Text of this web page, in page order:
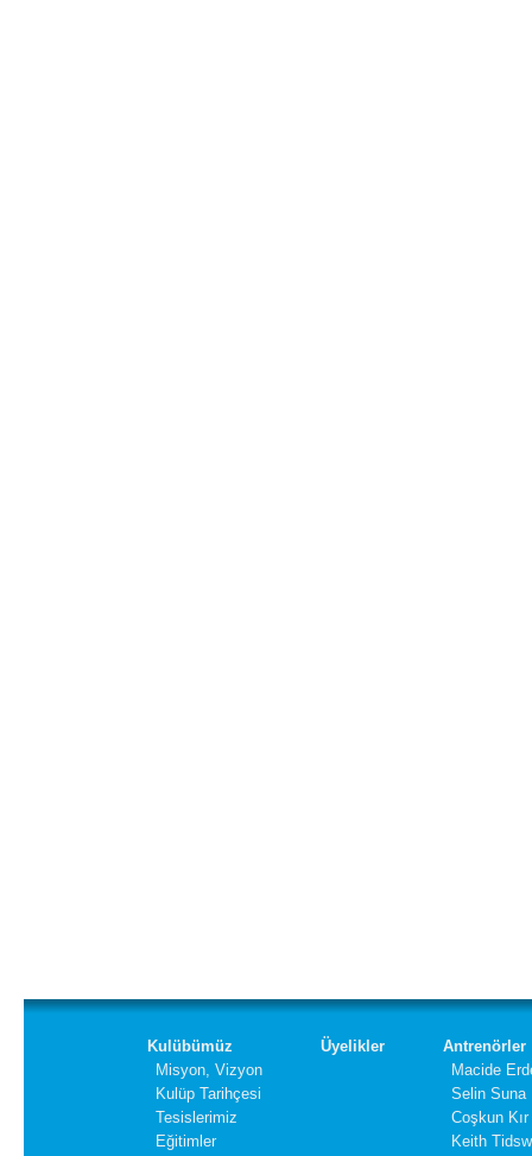
Kulübümüz
Misyon, Vizyon
Kulüp Tarihçesi
Tesislerimiz
Eğitimler
Üyelikler
Antrenörler
Macide
Selin Suna
Coşkun Kır
Keith